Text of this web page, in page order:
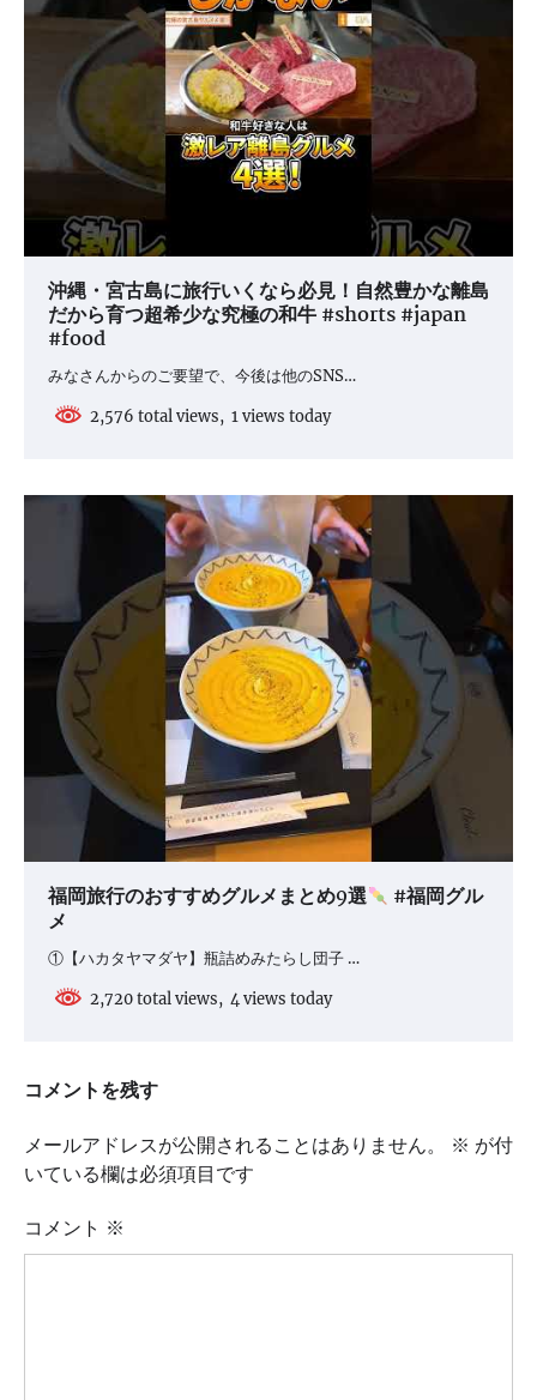
沖縄・宮古島に旅行いくなら必見！自然豊かな離島
だから育つ超希少な究極の和牛 #shorts #japan
#food
みなさんからのご要望で、今後は他のSNS…
2,576 total views, 1 views today
福岡旅行のおすすめグルメまとめ9選 #福岡グル
メ
①【ハカタヤマダヤ】瓶詰めみたらし団子 …
2,720 total views, 4 views today
コメントを残す
メールアドレスが公開されることはありません。 ※ が付
いている欄は必須項目です
コメント ※